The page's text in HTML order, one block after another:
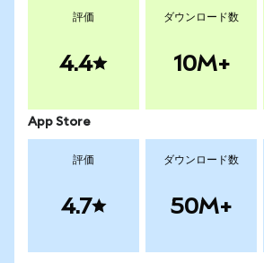
評価
4.4
ダウンロード数
10M+
App Store
評価
4.7
ダウンロード数
50M+